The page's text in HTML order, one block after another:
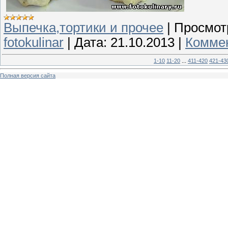
Выпечка,тортики и прочее |
fotokulinar | Дата: 21.10.2013 |
1-10 11-20 411-420 421-
Полная версия сайта